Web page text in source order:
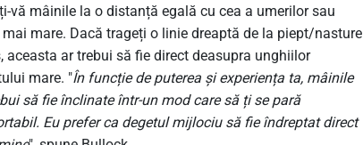
vă mâinile la o distanță egală cu cea a umerilor sau
mare. Dacă trageți o linie dreaptă de la piept/nasture
aceasta ar trebui să fie direct deasupra unghiilor
mare. "În funcție de puterea și experiența ta, mâinile
să fie înclinate într-un mod care să ți se pară
Eu prefer ca degetul mijlociu să fie îndreptat direct